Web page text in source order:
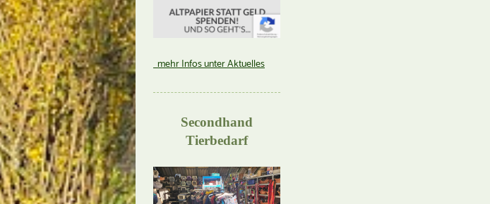
mehr Infos unter Aktuelles
Secondhand
Tierbedarf